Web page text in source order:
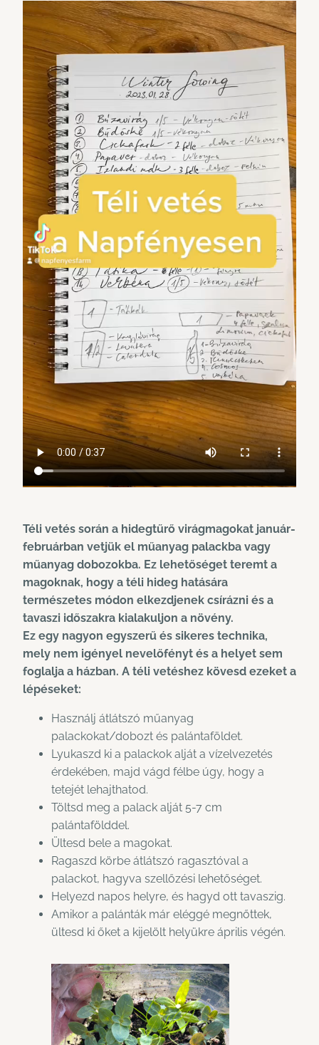
Téli vetés során a hidegtűrő virágmagokat január-
februárban vetjük el műanyag palackba vagy
műanyag dobozokba. Ez lehetőséget teremt a
magoknak, hogy a téli hideg hatására
természetes módon elkezdjenek csírázni és a
tavaszi időszakra kialakuljon a növény.
Ez egy nagyon egyszerű és sikeres technika,
mely nem igényel nevelőfényt és a helyet sem
foglalja a házban. A téli vetéshez kövesd ezeket a
lépéseket:
Használj átlátszó műanyag
palackokat/dobozt és palántaföldet.
Lyukaszd ki a palackok alját a vízelvezetés
érdekében, majd vágd félbe úgy, hogy a
tetejét lehajthatod.
Töltsd meg a palack alját 5-7 cm
palántafölddel.
Ültesd bele a magokat.
Ragaszd körbe átlátszó ragasztóval a
palackot, hagyva szellőzési lehetőséget.
Helyezd napos helyre, és hagyd ott tavaszig.
Amikor a palánták már eléggé megnőttek,
ültesd ki őket a kijelölt helyükre április végén.